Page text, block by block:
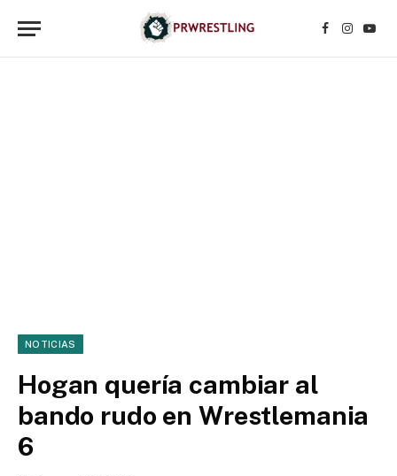
Facebook
NOTICIAS
Hogan quería cambiar al
bando rudo en Wrestlemania
6